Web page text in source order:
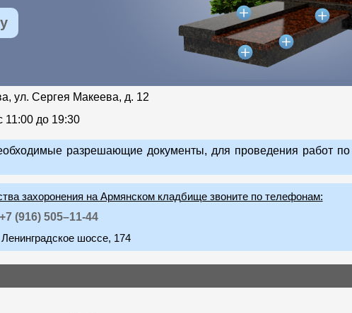
ул. Сергея Макеева, д. 12
11:00 до 19:30
разрешающие документы, для проведения работ по
захоронения на Армянском кладбище звоните по телефонам:
+7 (916) 505–11-44
шоссе, 174